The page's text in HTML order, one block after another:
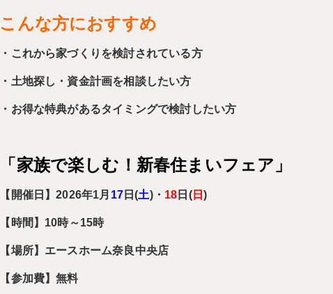
こんな方におすすめ
・これから家づくりを検討されている方
・土地探し・資金計画を相談したい方
・お得な特典があるタイミングで検討したい方
「家族で楽しむ！新春住まいフェア」
【開催日】2026年1月 17 日(土)・ 18 日(日)
【時間】10時～15時
【場所】エースホーム奈良中央店
【参加費】無料